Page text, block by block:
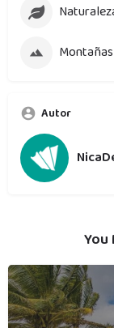
Montañas
Autor
You